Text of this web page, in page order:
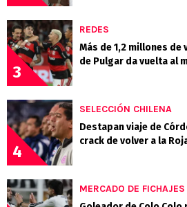
3
REDES
Más de 1,2 millones
de Pulgar da vuelta al
4
SELECCIÓN CHILENA
Destapan viaje de
crack de volver a la
MERCADO DE FICHAJES